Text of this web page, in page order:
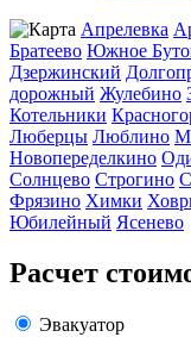
Апрелевка
Братеево Южное
Дзержинский
дорожный Жулебино
Котельники
Люберцы Люблино
Новопеределкино
Солнцево Строгино
Фрязино Химки
Юбилейный Ясенево
Расчет
Эвакуатор